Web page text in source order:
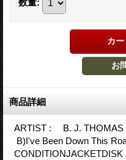
数量:
商品詳細
ARTIST : B. J. THOMAS
B)I've Been Down This